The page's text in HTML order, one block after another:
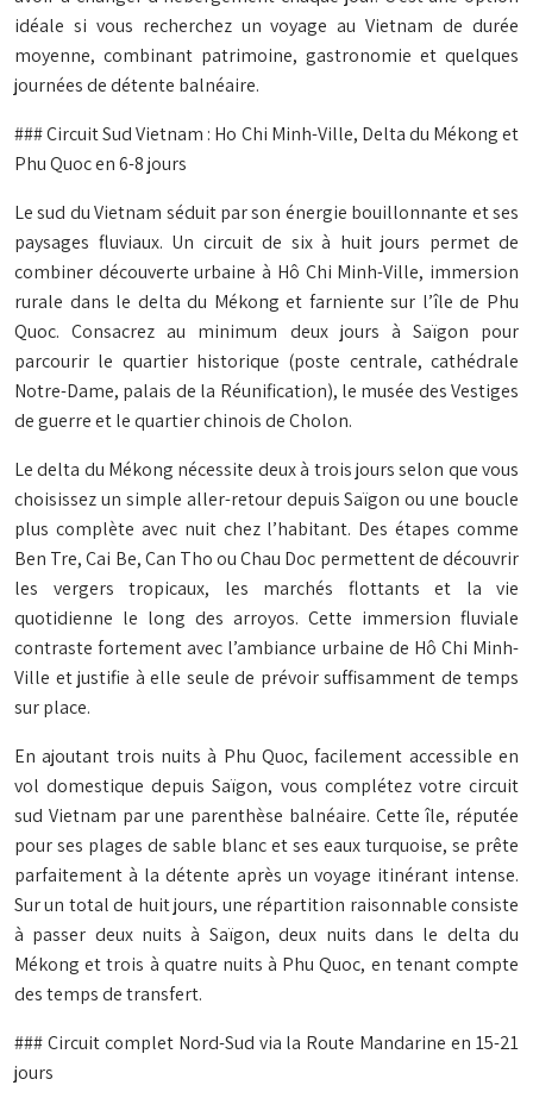
idéale si vous recherchez un voyage au Vietnam de durée
moyenne, combinant patrimoine, gastronomie et quelques
journées de détente balnéaire.
### Circuit Sud Vietnam : Ho Chi Minh-Ville, Delta du Mékong et
Phu Quoc en 6-8 jours
Le sud du Vietnam séduit par son énergie bouillonnante et ses
paysages fluviaux. Un circuit de six à huit jours permet de
combiner découverte urbaine à Hô Chi Minh-Ville, immersion
rurale dans le delta du Mékong et farniente sur l’île de Phu
Quoc. Consacrez au minimum deux jours à Saïgon pour
parcourir le quartier historique (poste centrale, cathédrale
Notre-Dame, palais de la Réunification), le musée des Vestiges
de guerre et le quartier chinois de Cholon.
Le delta du Mékong nécessite deux à trois jours selon que vous
choisissez un simple aller-retour depuis Saïgon ou une boucle
plus complète avec nuit chez l’habitant. Des étapes comme
Ben Tre, Cai Be, Can Tho ou Chau Doc permettent de découvrir
les vergers tropicaux, les marchés flottants et la vie
quotidienne le long des arroyos. Cette immersion fluviale
contraste fortement avec l’ambiance urbaine de Hô Chi Minh-
Ville et justifie à elle seule de prévoir suffisamment de temps
sur place.
En ajoutant trois nuits à Phu Quoc, facilement accessible en
vol domestique depuis Saïgon, vous complétez votre circuit
sud Vietnam par une parenthèse balnéaire. Cette île, réputée
pour ses plages de sable blanc et ses eaux turquoise, se prête
parfaitement à la détente après un voyage itinérant intense.
Sur un total de huit jours, une répartition raisonnable consiste
à passer deux nuits à Saïgon, deux nuits dans le delta du
Mékong et trois à quatre nuits à Phu Quoc, en tenant compte
des temps de transfert.
### Circuit complet Nord-Sud via la Route Mandarine en 15-21
jours